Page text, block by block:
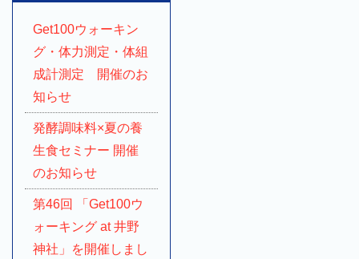
Get100ウォーキン
グ・体力測定・体組
成計測定 開催のお
知らせ
発酵調味料×夏の養
生食セミナー 開催
のお知らせ
第46回 「Get100ウ
ォーキング at 井野
神社」を開催しまし